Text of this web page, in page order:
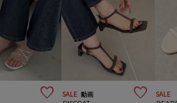
 SALE 動画  SALE